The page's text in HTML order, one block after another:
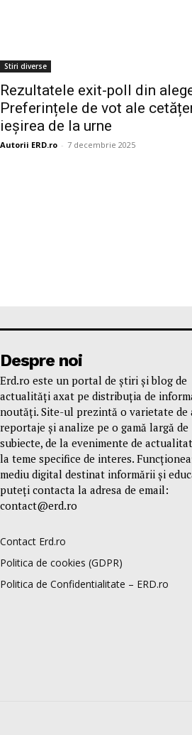
Stiri diverse
Rezultatele exit-poll din
Preferințele de vot ale
ieșirea de la urne
Autorii ERD.ro - 7 decembrie 2025
Despre noi
Erd.ro este un portal de știri și blog de
actualități axat pe distribuția de
noutăți. Site-ul prezintă o varietate de
reportaje și analize pe o gamă largă de
subiecte, de la evenimente de
la teme specifice de interes.
mediu digital destinat informării și
puteți contacta la adresa de email:
contact@erd.ro
Contact Erd.ro
Politica de cookies (GDPR)
Politica de Confidentialitate – ERD.ro